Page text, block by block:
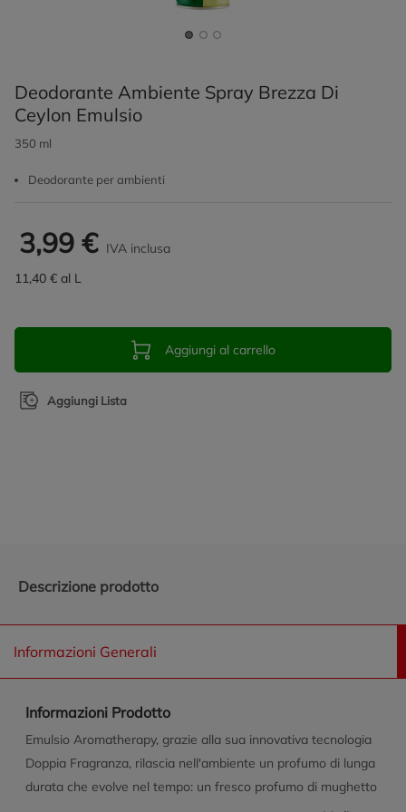
Deodorante Ambiente Spray Brezza Di
Ceylon Emulsio
350 ml
Deodorante per ambienti
3,99 € IVA inclusa
11,40 € al L
Aggiungi al carrello
Aggiungi Lista
Descrizione prodotto
Informazioni Generali
Informazioni Prodotto
Emulsio Aromatherapy, grazie alla sua innovativa tecnologia
Doppia Fragranza, rilascia nell'ambiente un profumo di lunga
durata che evolve nel tempo: un fresco profumo di mughetto